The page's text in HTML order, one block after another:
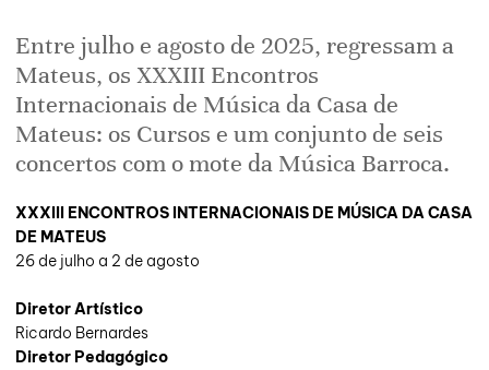
Entre julho e agosto de 2025, regressam a
Mateus, os XXXIII Encontros
Internacionais de Música da Casa de
Mateus: os Cursos e um conjunto de seis
concertos com o mote da Música Barroca.
XXXIII ENCONTROS INTERNACIONAIS DE MÚSICA DA CASA
DE MATEUS
26 de julho a 2 de agosto
Diretor Artístico
Ricardo Bernardes
Diretor Pedagógico